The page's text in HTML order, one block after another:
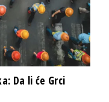
Da li će Grci